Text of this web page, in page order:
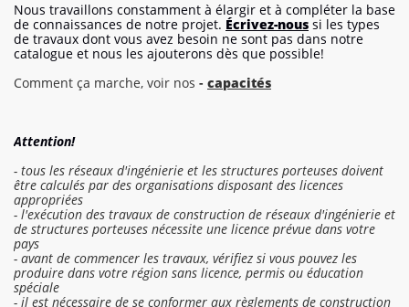
Nous travaillons constamment à élargir et à compléter la base
de connaissances de notre projet. Écrivez-nous si les types
de travaux dont vous avez besoin ne sont pas dans notre
catalogue et nous les ajouterons dès que possible!
Comment ça marche, voir nos - capacités
Attention!
- tous les réseaux d'ingénierie et les structures porteuses doivent
être calculés par des organisations disposant des licences
appropriées
- l'exécution des travaux de construction de réseaux d'ingénierie et
de structures porteuses nécessite une licence prévue dans votre
pays
- avant de commencer les travaux, vérifiez si vous pouvez les
produire dans votre région sans licence, permis ou éducation
spéciale
- il est nécessaire de se conformer aux règlements de construction